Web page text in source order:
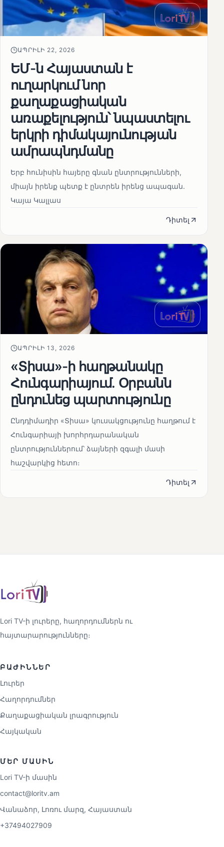
ԱՊՐԻԼԻ 22, 2026
ԵՄ-ն Հայաստան է
ուղարկում նոր
քաղաքացիական
առաքելություն՝ նպաստելու
երկրի դիմակայունության
ամրապնդմանը
Երբ հունիսին հայերը գնան ընտրությունների,
միայն իրենք պետք է ընտրեն իրենց ապագան.
Կայա Կալլաս
Դիտել
ԱՊՐԻԼԻ 13, 2026
«Տիսա»-ի հաղթանակը
Հունգարիայում․ Օրբանն
ընդունեց պարտությունը
Ընդդիմադիր «Տիսա» կուսակցությունը հաղթում է
Հունգարիայի խորհրդարանական
ընտրություններում՝ ձայների զգալի մասի
հաշվարկից հետո։
Դիտել
Lori TV-ի լուրերը, հաղորդումներն ու
հայտարարությունները։
ԲԱԺԻՆՆԵՐ
Լուրեր
Հաղորդումներ
Քաղաքացիական լրագրություն
Հայկական
ՄԵՐ ՄԱՍԻՆ
Lori TV-ի մասին
contact@loritv.am
Վանաձոր, Լոռու մարզ, Հայաստան
+37494027909